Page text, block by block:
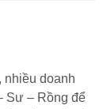
doanh
Sư – Rồng để